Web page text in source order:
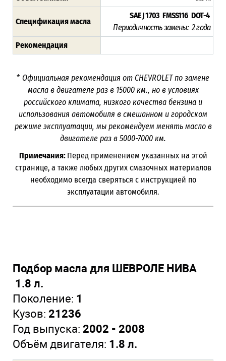
Спецификация масла
SAE J 1703 FMSS116 DOT-4
Периодичность замены:2 года
Рекомендация
* Официальная рекомендация от CHEVROLETпо замене
масла в двигателе раз в 15000 км., но в условиях
российского климата, низкого качества бензина и
использования автомобиля в смешанном и городском
режиме эксплуатации, мы рекомендуем менять масло в
двигателе раз в 5000-7000 км.
Примечания: Перед применением указанных на этой
странице, а также любых других смазочных материалов
необходимо всегда сверяться с инструкцией по
эксплуатации автомобиля.
Подбор масла для ШЕВРОЛЕ НИВА
1.8 л.
Поколение: 1
Кузов: 21236
Год выпуска: 2002 - 2008
Объём двигателя: 1.8 л.